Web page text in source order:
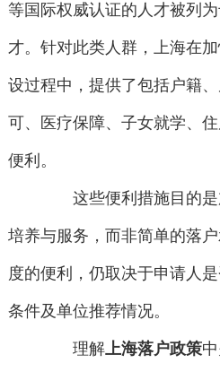
等国际权威认证的人才被列
才。针对此类人群，上海在
设过程中，提供了包括户籍
可、医疗保障、子女就学、
便利。
这些便利措施目的是
培养与服务，而非简单的落
度的便利，仍取决于申请人
条件及单位推荐情况。
理解上海落户政策